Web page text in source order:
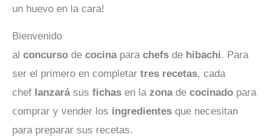
un huevo en la cara!
Bienvenido
al concurso de cocinapara chefs de hibachi. Para
ser el primero en completar tres recetas, cada
chef lanzarásus fichas en la zonade cocinado para
comprar y vender los ingredientes que necesitan
para preparar sus recetas.